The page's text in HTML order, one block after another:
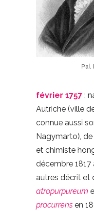
Pal
février 1757 :
Autriche (ville
connue aussi
Nagymarto), de
et chimiste
décembre 1817
autres décrit et
atropurpureum
procurrens en